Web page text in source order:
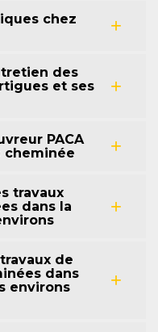
chez
des
et ses
PACA
cheminée
travaux
dans la
de
dans
environs